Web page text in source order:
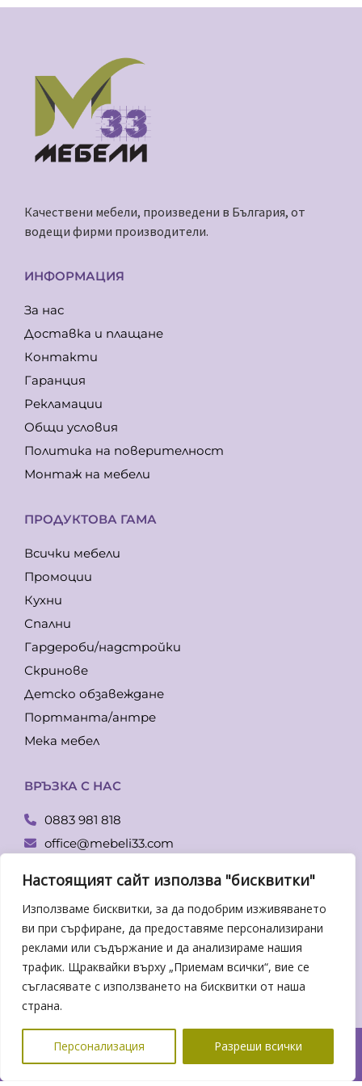
Настоящият сайт използва "бисквитки"
Използваме бисквитки, за да подобрим изживяването
ви при сърфиране, да предоставяме персонализирани
реклами или съдържание и да анализираме нашия
трафик. Щраквайки върху „Приемам всички“, вие се
съгласявате с използването на бисквитки от наша
страна.
Персонализация Разреши всички
Качествени мебели, произведени в България, от
водещи фирми производители.
ИНФОРМАЦИЯ
За нас
Доставка и плащане
Контакти
Гаранция
Рекламации
Общи условия
Политика на поверителност
Монтаж на мебели
ПРОДУКТОВА ГАМА
Всички мебели
Промоции
Кухни
Спални
Гардероби/надстройки
Скринове
Детско обзавеждане
Портманта/антре
Мека мебел
ВРЪЗКА С НАС
0883 981 818
office@mebeli33.com
гр. Пловдив, бул. Копривщица 14
Понеделник – Петък:
От 09.00-19.00 ч.
© 2026 „СИГ17“ ЕООД Всички права запазени.
Поддръжка отhostado.net